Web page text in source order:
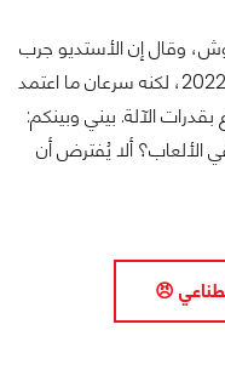
وقال إن الأستديو جرب
الذكاء الاصطناعي لفترة قصيرة فقط في 2022، لكنه سرعان ما اعتمد
بقدرات الآلة. بيني وبينكم:
الألعاب؟ ألا يُفترض أن
😠